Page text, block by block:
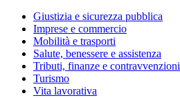
Giustizia e sicurezza pubblica
Imprese e commercio
Mobilità e trasporti
Salute, benessere e assistenza
Tributi, finanze e contravvenzioni
Turismo
Vita lavorativa